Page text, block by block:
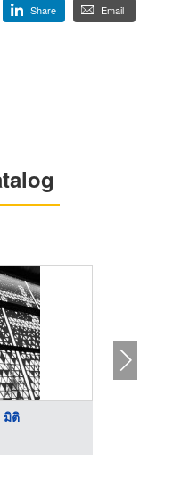
Share Email
มิติ